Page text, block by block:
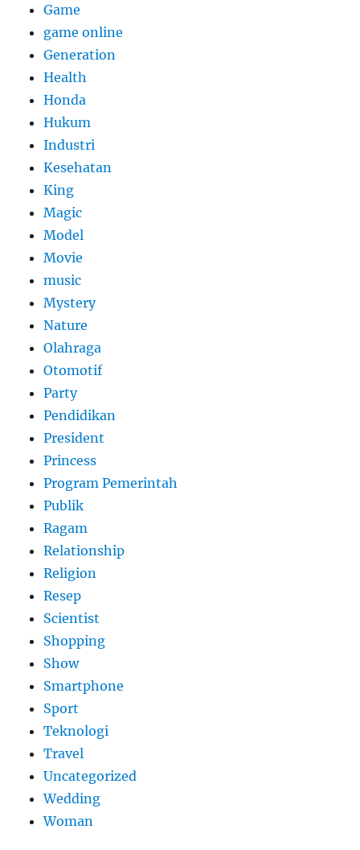
Game
game online
Generation
Health
Honda
Hukum
Industri
Kesehatan
King
Magic
Model
Movie
music
Mystery
Nature
Olahraga
Otomotif
Party
Pendidikan
President
Princess
Program Pemerintah
Publik
Ragam
Relationship
Religion
Resep
Scientist
Shopping
Show
Smartphone
Sport
Teknologi
Travel
Uncategorized
Wedding
Woman